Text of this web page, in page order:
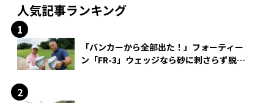
人気記事ランキング
「バンカーから全部出た！」フォーティー
ン「FR-3」ウェッジなら砂に刺さらず脱出